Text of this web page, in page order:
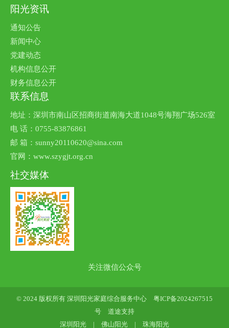
阳光资讯
通知公告
新闻中心
党建动态
机构信息公开
财务信息公开
联系信息
地址：深圳市南山区招商街道南海大道1048号海翔广场526室
电 话：0755-83876861
邮 箱：sunny20110620@sina.com
官网：www.szygjt.org.cn
社交媒体
关注微信公众号
© 2024 版权所有 深圳阳光家庭综合服务中心 粤ICP备2024267515
号
道途支持
深圳阳光 | 佛山阳光 | 珠海阳光